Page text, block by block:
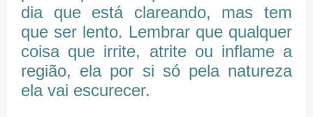
dia que está clareando, mas tem
que ser lento. Lembrar que qualquer
coisa que irrite, atrite ou inflame a
região, ela por si só pela natureza
ela vai escurecer.